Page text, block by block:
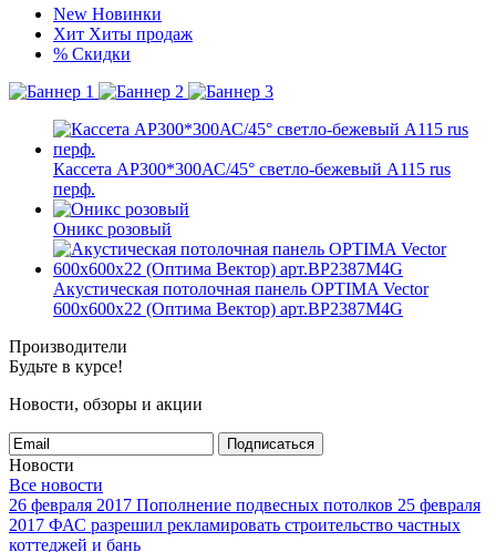
New Новинки
Хит Хиты продаж
% Скидки
Кассета AP300*300АС/45° светло-бежевый А115 rus
перф.
Оникс розовый
Акустическая потолочная панель OPTIMA Vector
600x600x22 (Оптима Вектор) арт.BP2387M4G
Производители
Будьте в курсе!
Новости, обзоры и акции
Подписаться
Новости
Все новости
26 февраля 2017 Пополнение подвесных потолков 25 февраля
2017 ФАС разрешил рекламировать строительство частных
коттеджей и бань